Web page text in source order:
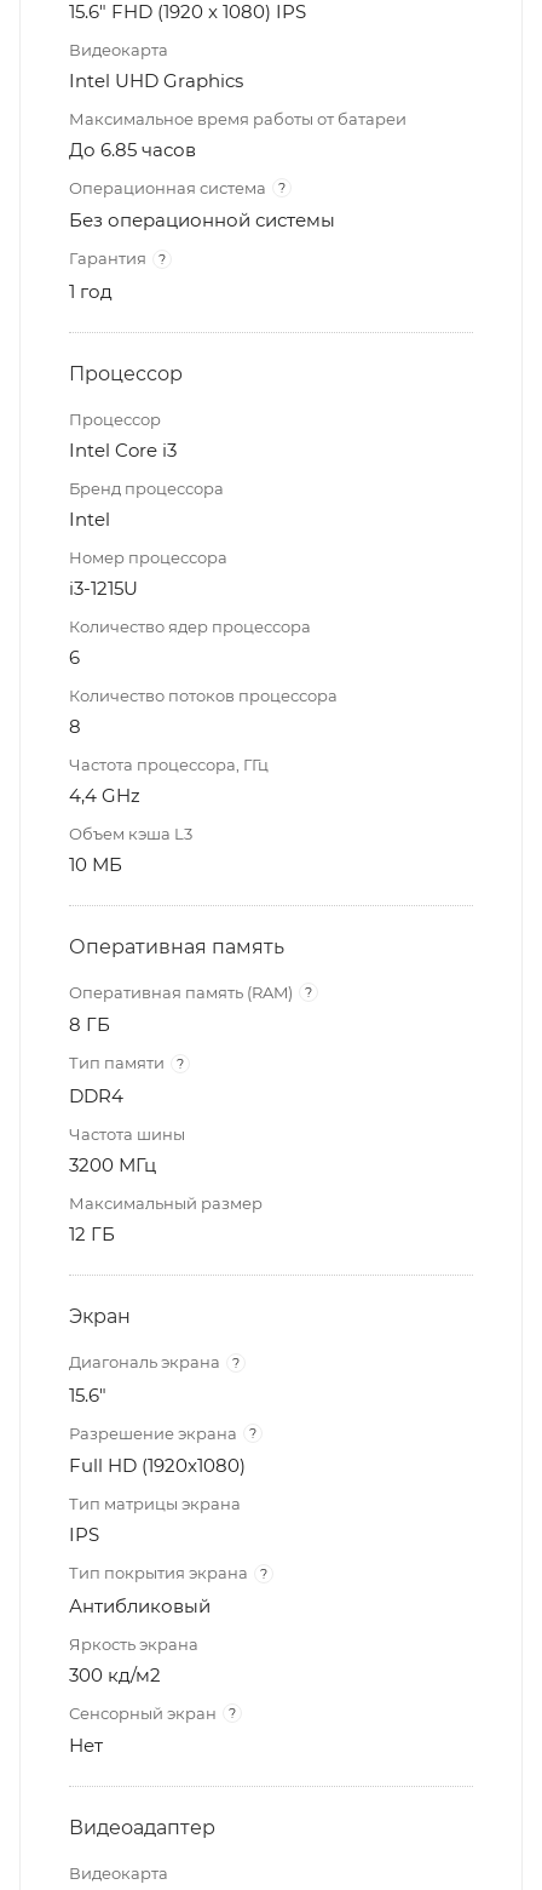
15.6" FHD (1920 x 1080) IPS
Видеокарта
Intel UHD Graphics
Максимальное время работы от батареи
До 6.85 часов
Операционная система ?
Без операционной системы
Гарантия ?
1 год
Процессор
Процессор
Intel Core i3
Бренд процессора
Intel
Номер процессора
i3-1215U
Количество ядер процессора
6
Количество потоков процессора
8
Частота процессора, ГГц
4,4 GHz
Объем кэша L3
10 МБ
Оперативная память
Оперативная память (RAM) ?
8 ГБ
Тип памяти ?
DDR4
Частота шины
3200 МГц
Максимальный размер
12 ГБ
Экран
Диагональ экрана ?
15.6"
Разрешение экрана ?
Full HD (1920x1080)
Тип матрицы экрана
IPS
Тип покрытия экрана ?
Антибликовый
Яркость экрана
300 кд/м2
Сенсорный экран ?
Нет
Видеоадаптер
Видеокарта